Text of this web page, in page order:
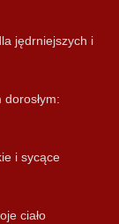
jędrniejszych i
i sycące
ciało